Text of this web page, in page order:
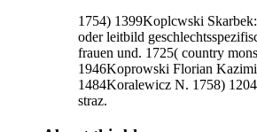
1754) 1399Koplcwski
oder leitbild
frauen und. 1725( country
1946Koprowski Florian
1484Koralewicz N. 1758)
straz.